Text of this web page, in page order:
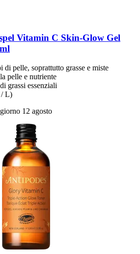
Vitamin C Skin-​Glow Gel
di pelle, soprattutto grasse e miste
pelle e nutriente
grassi essenziali
/ L)
12 agosto